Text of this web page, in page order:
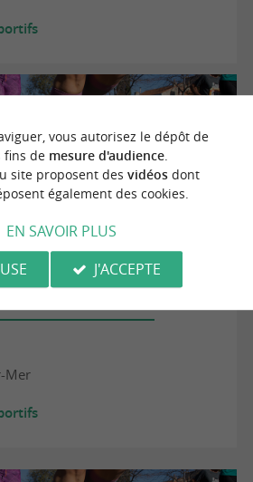
Mer
vous autorisez le dépôt de
fins de mesure d'audience.
site proposent des vidéosdont
également des cookies.
EN SAVOIR PLUS
J'ACCEPTE